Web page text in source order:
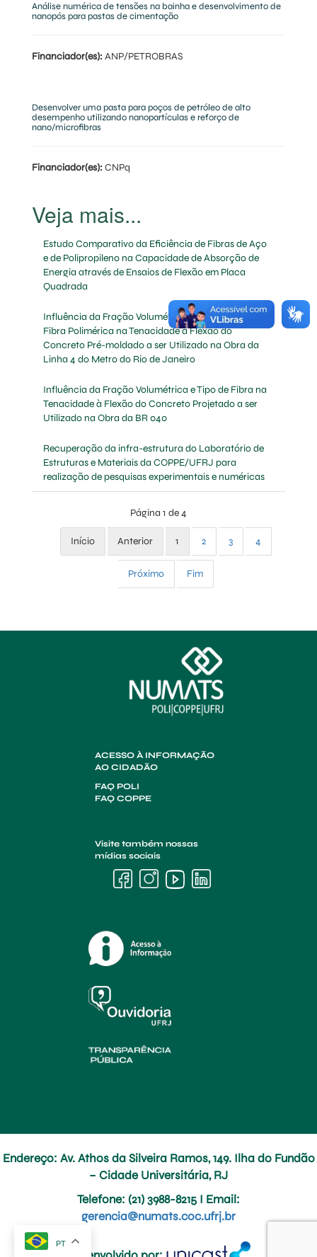
PT
Análise numérica de tensões na bainha e desenvolvimento de
nanopós para pastas de cimentação
Financiador(es): ANP/PETROBRAS
Desenvolver uma pasta para poços de petróleo de alto
desempenho utilizando nanopartículas e reforço de
nano/microfibras
Financiador(es): CNPq
Estudo Comparativo da Eficiência de Fibras de Aço
e de Polipropileno na Capacidade de Absorção de
Energia através de Ensaios de Flexão em Placa
Quadrada
Influência da Fração Volumétrica e Tipo de Macro
Fibra Polimérica na Tenacidade à Flexão do
Concreto Pré-moldado a ser Utilizado na Obra da
Linha 4 do Metro do Rio de Janeiro
Influência da Fração Volumétrica e Tipo de Fibra na
Tenacidade à Flexão do Concreto Projetado a ser
Utilizado na Obra da BR 040
Recuperação da infra-estrutura do Laboratório de
Estruturas e Materiais da COPPE/UFRJ para
realização de pesquisas experimentais e numéricas
Página 1 de 4
Início Anterior 1 2 3 4
Próximo Fim
ACESSO À INFORMAÇÃO
AO CIDADÃO
FAQ POLI
FAQ COPPE
Visite também nossas
mídias sociais
Endereço: Av. Athos da Silveira Ramos, 149. Ilha do Fundão
– Cidade Universitária, RJ
Telefone: (21) 3988-8215 I Email:
gerencia@numats.coc.ufrj.br